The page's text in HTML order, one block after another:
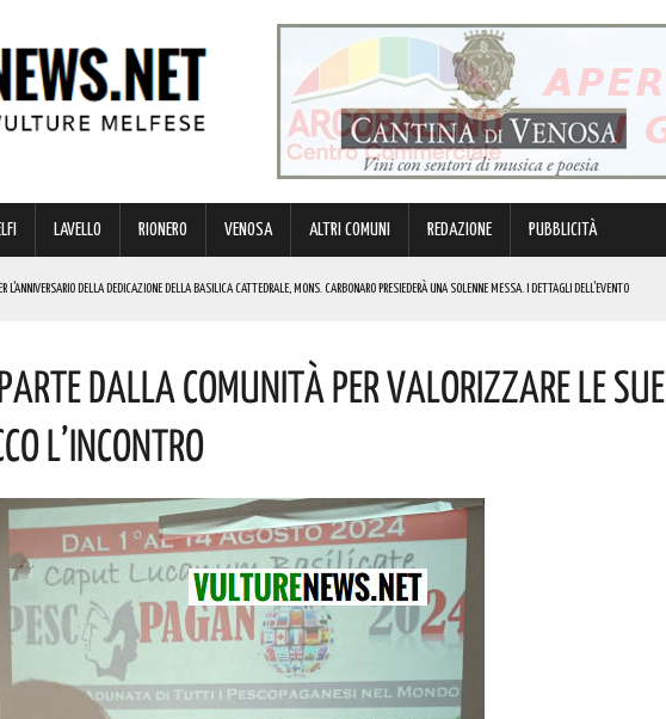
LAVELLO RIONERO VENOSA ALTRI COMUNI REDAZIONE PUBBLICITÀ
L’ANNIVERSARIO DELLA DEDICAZIONE DELLA BASILICA CATTEDRALE, MONS. CARBONARO PRESIEDERÀ UNA SOLENNE MESSA. I DETTAGLI DELL’EVENTO
ALDO MATTIA PER FARE IL PUNTO SU QUESTE EMERGENZE E OPPORTUNITÀ STRATEGICHE CHE INTERESSANO IL TERRITORIO LUCANO. I DETTAGLI
MADONNA DEL CARMELO: I CONCERTI DEI DIK DIK E DI GABBANI PER IL GRAN FINALE! I DETTAGLI
SPORCO, UN IMPIANTO SU CINQUE NON È IN REGOLA: “IL PROBLEMA RIGUARDA L’INTERO TERRITORIO NAZIONALE”! I DETTAGLI
Dalla Comunità Per Valorizzare Le Sue
L’incontro